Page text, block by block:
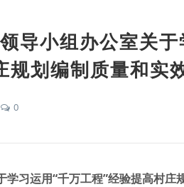
导小组办公室关于
规划编制质量和实
0
习运用“千万工程”经验提高村庄